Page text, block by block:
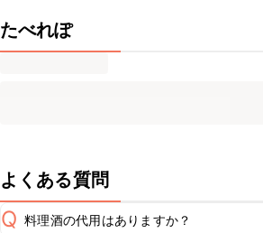
たべれぽ
よくある質問
Q 料理酒の代用はありますか？